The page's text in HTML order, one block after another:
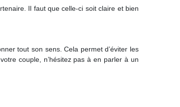
Il faut que celle-ci soit claire et bien
tout son sens. Cela permet d’éviter les
couple, n’hésitez pas à en parler à un